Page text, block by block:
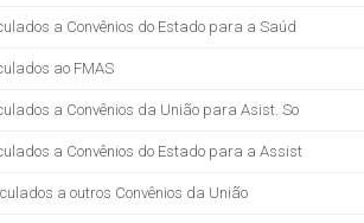
a Convênios do Estado para a Saúd
ao FMAS
a Convênios da União para Asist. So
a Convênios do Estado para a Assist
a outros Convênios da União